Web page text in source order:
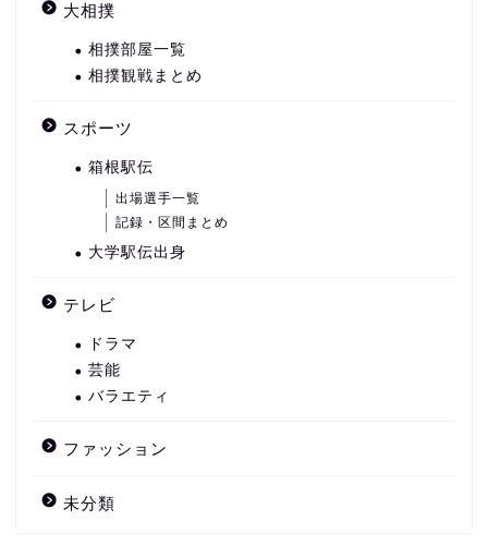
大相撲
相撲部屋一覧
相撲観戦まとめ
スポーツ
箱根駅伝
出場選手一覧
記録・区間まとめ
大学駅伝出身
テレビ
ドラマ
芸能
バラエティ
ファッション
未分類